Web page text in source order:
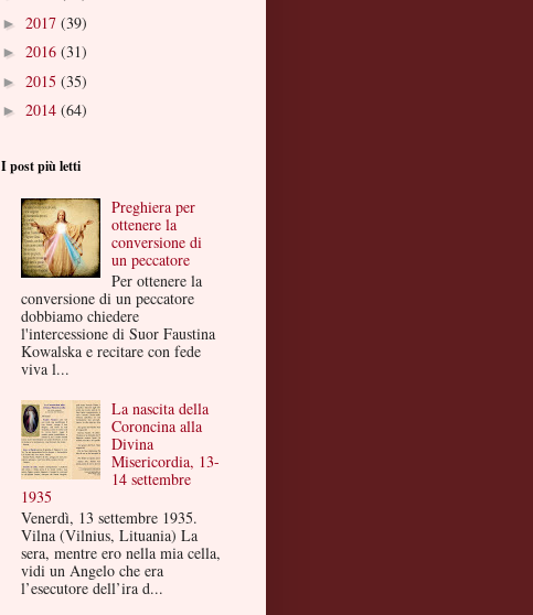
► 2017 (39)
► 2016 (31)
► 2015 (35)
► 2014 (64)
I post più letti
Preghiera per
ottenere la
conversione di
un peccatore
Per ottenere la
conversione di un peccatore
dobbiamo chiedere
l'intercessione di Suor Faustina
Kowalska e recitare con fede
viva l...
La nascita della
Coroncina alla
Divina
Misericordia, 13-
14 settembre
1935
Venerdì, 13 settembre 1935.
Vilna (Vilnius, Lituania) La
sera, mentre ero nella mia cella,
vidi un Angelo che era
l’esecutore dell’ira d...